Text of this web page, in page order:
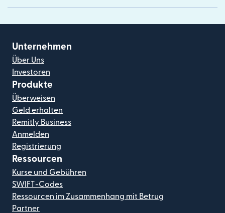
Unternehmen
Über Uns
Investoren
Produkte
Überweisen
Geld erhalten
Remitly Business
Anmelden
Registrierung
Ressourcen
Kurse und Gebühren
SWIFT-Codes
Ressourcen im Zusammenhang mit Betrug
Partner